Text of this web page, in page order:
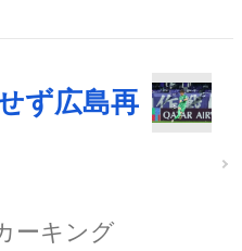
ず広島再
ーキング